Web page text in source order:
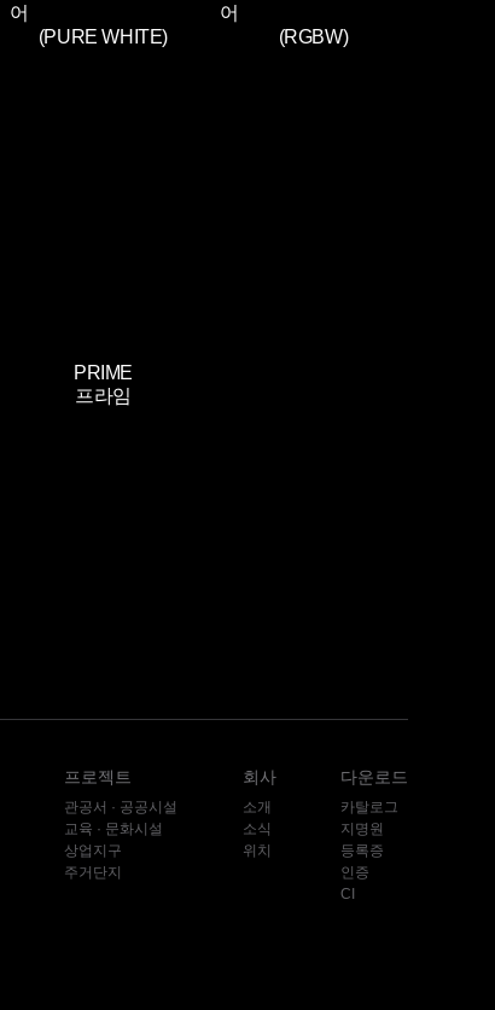
어
(PURE WHITE)
어
(RGBW)
PRIME
프라임
다운로드
카탈로그
지명원
등록증
인증
CI
회사
소개
소식
위치
프로젝트
관공서 · 공공시설
교육 · 문화시설
상업지구
주거단지